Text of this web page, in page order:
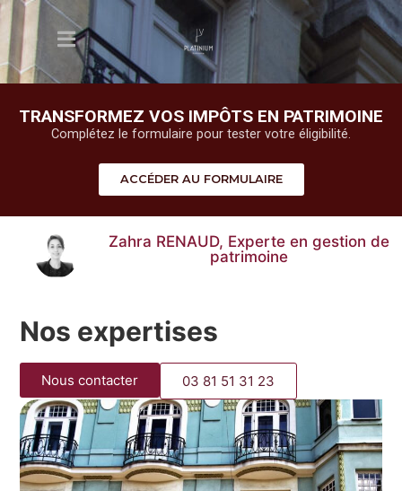
TRANSFORMEZ VOS IMPÔTS EN PATRIMOINE
Complétez le formulaire pour tester votre éligibilité.
ACCÉDER AU FORMULAIRE
Zahra RENAUD, Experte en gestion de
patrimoine
Nos expertises
Nous contacter 03 81 51 31 23